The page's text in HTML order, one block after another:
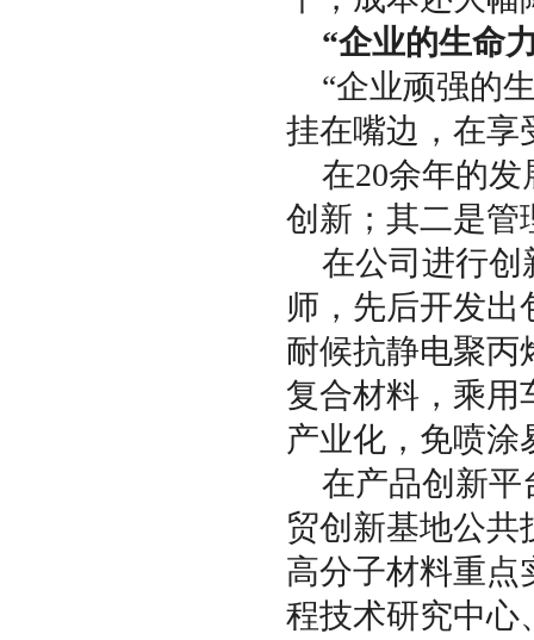
“企业的生命
“企业顽强的
挂在嘴边，在享
在20余年的
创新；其二是管
在公司进行创
师，先后开发出
耐候抗静电聚丙
复合材料，乘用
产业化，免喷涂
在产品创新平
贸创新基地公共
高分子材料重点
程技术研究中心